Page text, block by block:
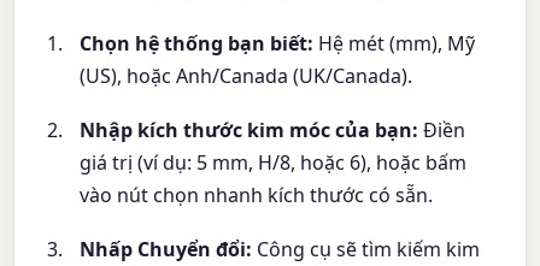
Chọn hệ thống bạn biết: Hệ mét (mm), Mỹ
(US), hoặc Anh/Canada (UK/Canada).
Nhập kích thước kim móc của bạn: Điền
giá trị (ví dụ: 5 mm, H/8, hoặc 6), hoặc bấm
vào nút chọn nhanh kích thước có sẵn.
Nhấp Chuyển đổi: Công cụ sẽ tìm kiếm kim